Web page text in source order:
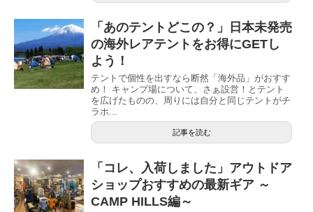
「あのテントどこの？」日本未発売
の海外レアテントをお得にGETし
よう！
テントで個性を出すなら断然「海外品」がおすす
め！ キャンプ場について、さぁ設営！とテント
を広げたものの、周りには自分と同じテントがチ
ラホ...
記事を読む
「コレ、入荷しました」アウトドア
ショップおすすめの最新ギア ～
CAMP HILLS編～